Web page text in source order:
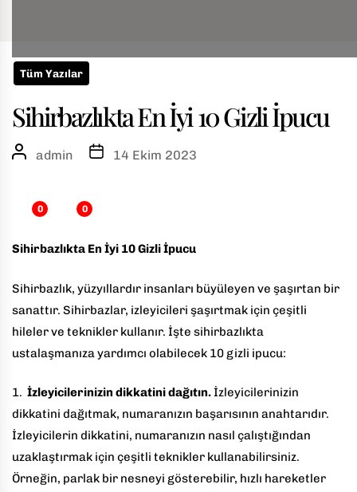
Skip
the
Tüm Yazılar
Sihirbazlıkta En İyi 10 Gizli İpucu
admin 14 Ekim 2023
0 0
Sihirbazlıkta En İyi 10 Gizli İpucu
Sihirbazlık, yüzyıllardır insanları büyüleyen ve şaşırtan bir
sanattır. Sihirbazlar, izleyicileri şaşırtmak için çeşitli
hileler ve teknikler kullanır. İşte sihirbazlıkta
ustalaşmanıza yardımcı olabilecek 10 gizli ipucu:
1. İzleyicilerinizin dikkatini dağıtın. İzleyicilerinizin
dikkatini dağıtmak, numaranızın başarısının anahtarıdır.
İzleyicilerin dikkatini, numaranızın nasıl çalıştığından
uzaklaştırmak için çeşitli teknikler kullanabilirsiniz.
Örneğin, parlak bir nesneyi gösterebilir, hızlı hareketler